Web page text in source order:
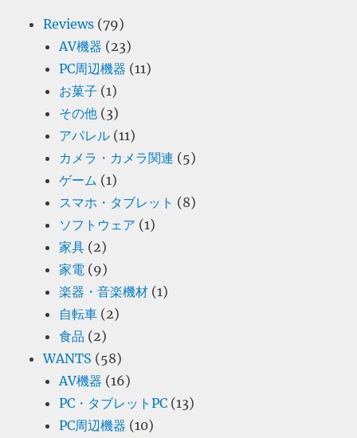
Reviews (79)
AV機器 (23)
PC周辺機器 (11)
お菓子 (1)
その他 (3)
アパレル (11)
カメラ・カメラ関連 (5)
ゲーム (1)
スマホ・タブレット (8)
ソフトウェア (1)
家具 (2)
家電 (9)
楽器・音楽機材 (1)
自転車 (2)
食品 (2)
WANTS (58)
AV機器 (16)
PC・タブレットPC (13)
PC周辺機器 (10)